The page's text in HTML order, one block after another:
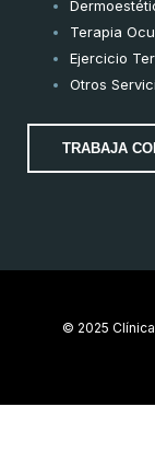
Terapia
Ejercicio
Otros
TRABAJA
© 2025